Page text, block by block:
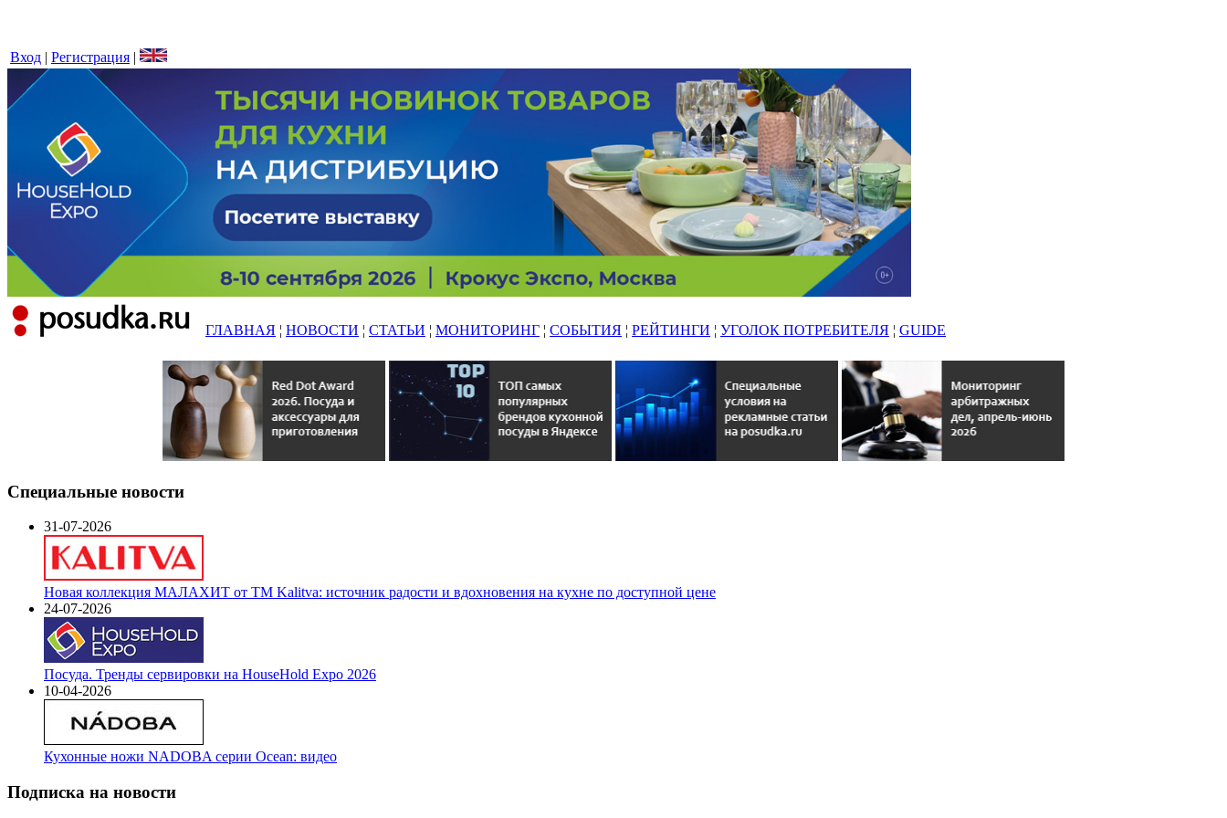
Вход | Регистрация |
ГЛАВНАЯ ¦ НОВОСТИ ¦ СТАТЬИ ¦ МОНИТОРИНГ ¦ СОБЫТИЯ ¦ РЕЙТИНГИ ¦ УГОЛОК ПОТРЕБИТЕЛЯ ¦ GUIDE
Специальные новости
31-07-2026
Новая коллекция МАЛАХИТ от ТМ Kalitva: источник радости и вдохновения на кухне по доступной цене
24-07-2026
Посуда. Тренды сервировки на HouseHold Expo 2026
10-04-2026
Кухонные ножи NADOBA серии Ocean: видео
Подписка на новости